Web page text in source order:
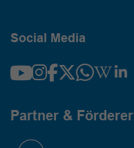
Social Media
Partner & Förderer